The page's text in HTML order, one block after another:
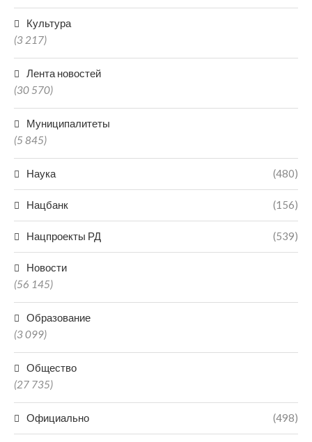
Культура
(3 217)
Лента новостей
(30 570)
Муниципалитеты
(5 845)
Наука (480)
Нацбанк (156)
Нацпроекты РД (539)
Новости
(56 145)
Образование
(3 099)
Общество
(27 735)
Официально (498)